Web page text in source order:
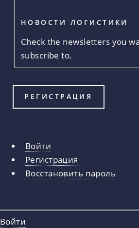
НОВОСТИ ЛОГИСТИКИ
Check the newsletters you
subscribe to.
Главные
вкладки
Войти
Регистрация
Восстановить пароль
Войти